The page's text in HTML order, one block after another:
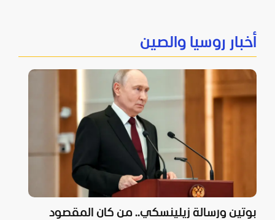
أخبار روسيا والصين
بوتين ورسالة زيلينسكي.. من كان المقصود